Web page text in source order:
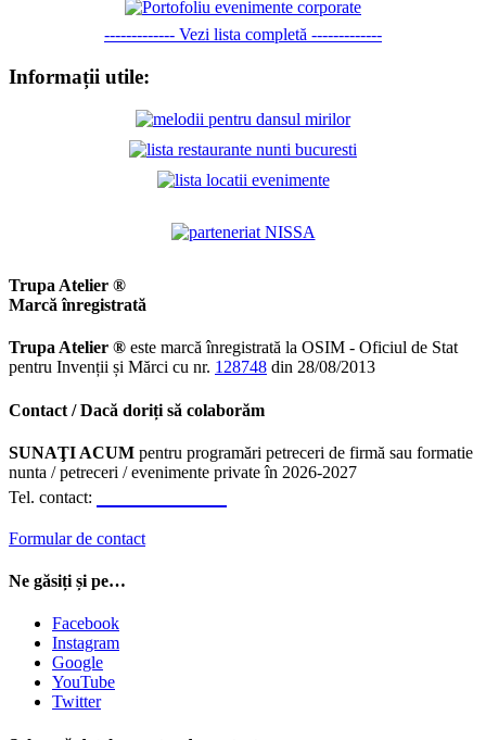
------------- Vezi lista completă -------------
Informații utile:
Trupa Atelier ®
Marcă înregistrată
Trupa Atelier ® este marcă înregistrată la OSIM - Oficiul de Stat
pentru Invenții și Mărci cu nr. 128748 din 28/08/2013
Contact / Dacă doriți să colaborăm
SUNAŢI ACUM pentru programări petreceri de firmă sau formatie
nunta / petreceri / evenimente private în 2026-2027
Tel. contact:
Formular de contact
Ne găsiți și pe…
Facebook
Instagram
Google
YouTube
Twitter